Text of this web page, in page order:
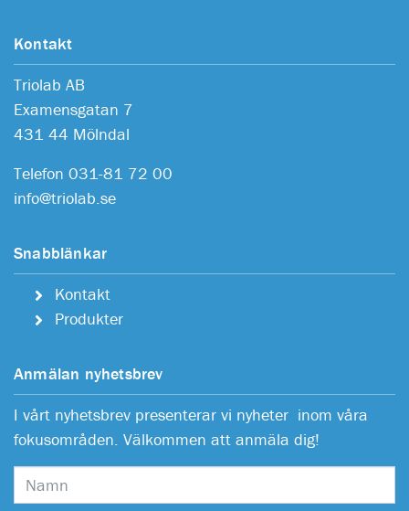
Kontakt
Triolab AB
Examensgatan 7
431 44 Mölndal
Telefon 031-81 72 00
info@triolab.se
Snabblänkar
Kontakt
Produkter
Anmälan nyhetsbrev
I vårt nyhetsbrev presenterar vi nyheter inom våra
fokusområden. Välkommen att anmäla dig!